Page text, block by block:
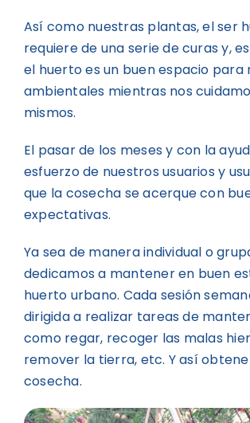
Así como nuestras plantas, el ser
requiere de una serie de curas y,
el huerto es un buen espacio para
ambientales mientras nos
mismos.
El pasar de los meses y con la
esfuerzo de nuestros usuarios y
que la cosecha se acerque con
expectativas.
Ya sea de manera individual o
dedicamos a mantener en buen
huerto urbano. Cada sesión
dirigida a realizar tareas de
como regar, recoger las malas
remover la tierra, etc. Y así
cosecha.